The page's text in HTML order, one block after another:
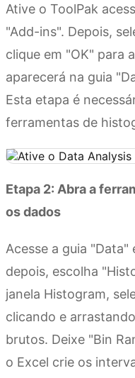
Ative o ToolPak
"Add-ins". Depois,
clique em "OK" para
aparecerá na guia
Esta etapa é
ferramentas de
Etapa 2: Abra a
os dados
Acesse a guia "Data"
depois, escolha
janela Histogram,
clicando e
brutos. Deixe "Bin
o Excel crie os